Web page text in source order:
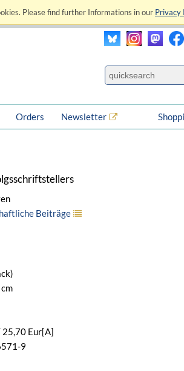
Please find further Informations in our Privacy
Orders Newsletter
Beiträge
Eur[A]
9